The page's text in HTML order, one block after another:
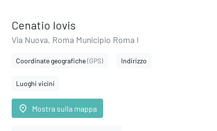
Cenatio Iovis
Via Nuova, Roma Municipio Roma I
Coordinate geografiche(GPS) Indirizzo
Luoghi vicini
place Mostra sulla mappa